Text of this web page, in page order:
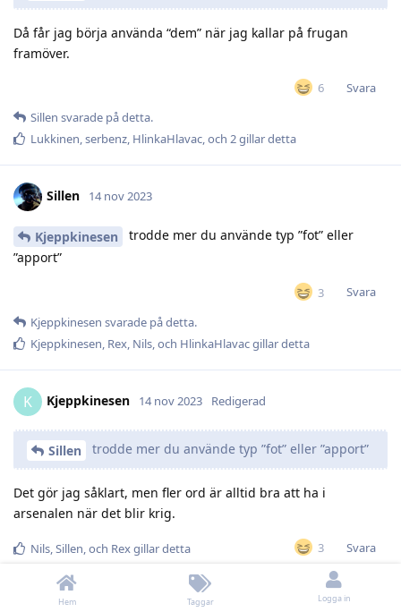
Då får jag börja använda “dem” när jag kallar på frugan
framöver.
6
Svara
Sillen svarade på detta.
Lukkinen,serbenz, HlinkaHlavac, och 2gillar detta
Sillen 14 nov 2023
Kjeppkinesen
trodde mer du använde typ ”fot” eller
”apport”
3
Svara
Kjeppkinesen svarade på detta.
Kjeppkinesen, Rex, Nils, och HlinkaHlavacgillar detta
K Kjeppkinesen 14 nov 2023 Redigerad
Sillen trodde mer du använde typ ”fot” eller ”apport”
Det gör jag såklart, men fler ord är alltid bra att ha i
arsenalen när det blir krig.
3 Svara
Nils Sillen , och Rexgillar detta
Hem Taggar Logga in